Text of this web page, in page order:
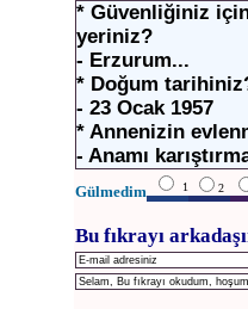
* Güvenliğiniz
yeriniz?
- Erzurum...
* Doğum
- 23 Ocak 1957
* Annenizin
- Anamı
Gülmedim 1 2
Bu fıkrayı